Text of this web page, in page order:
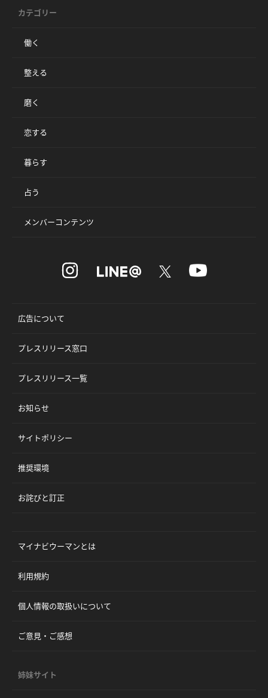
カテゴリー
働く
整える
磨く
恋する
暮らす
占う
メンバーコンテンツ
広告について
プレスリリース窓口
プレスリリース一覧
お知らせ
サイトポリシー
推奨環境
お詫びと訂正
マイナビウーマンとは
利用規約
個人情報の取扱いについて
ご意見・ご感想
姉妹サイト